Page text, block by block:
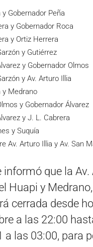
Gobernador Peña
y Gobernador Roca
y Ortiz Herrera
y Gutiérrez
y Gobernador Olmos
y Av. Arturo Illia
y Medrano
y Gobernador Álvarez
y J. L. Cabrera
y Suquía
Av. Arturo Illia y Av. San
informó que la Av.
Huapi y Medrano,
cerrada desde
a las 22:00
a las 03:00, para